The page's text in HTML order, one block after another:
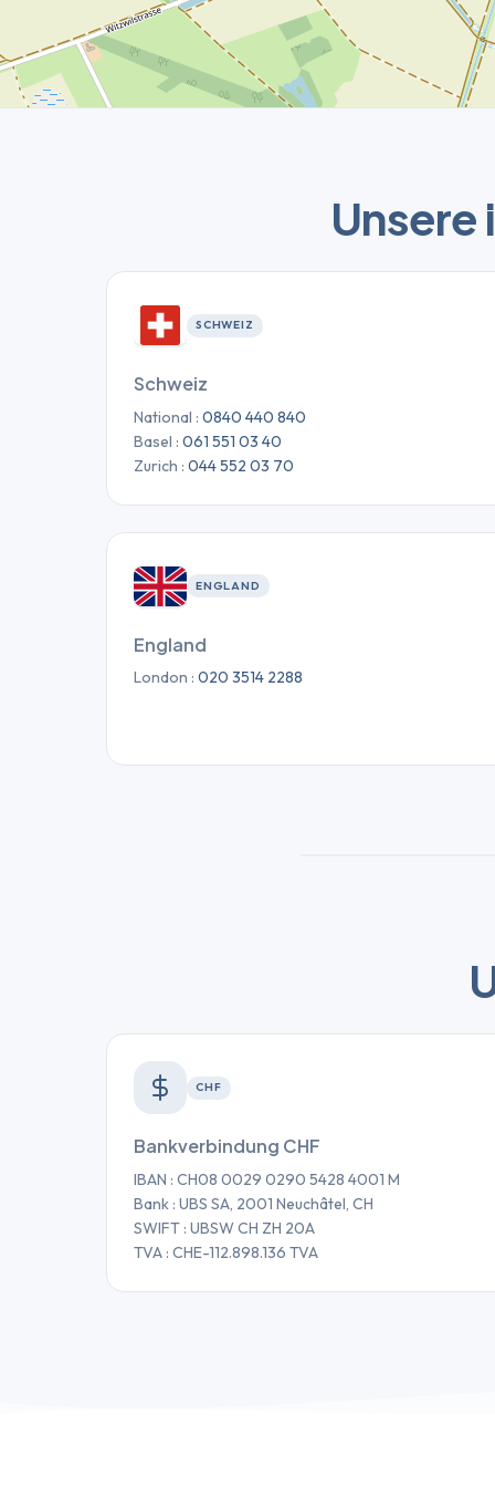
SCHWEIZ
Schweiz
National : 0840 440 840
Basel : 061 551 03 40
Zurich : 044 552 03 70
ENGLAND
England
London : 020 3514 2288
CHF
Bankverbindung CHF
IBAN : CH08 0029 0290 5428 4001 M
Bank : UBS SA, 2001 Neuchâtel, CH
SWIFT : UBSW CH ZH 20A
TVA : CHE-112.898.136 TVA